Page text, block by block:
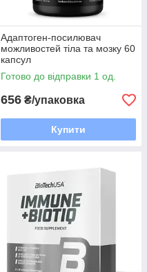
Адаптоген-посилювач
можливостей тіла та мозку 60
капсул
Готово до відправки 1 од.
656 ₴/упаковка
Купити